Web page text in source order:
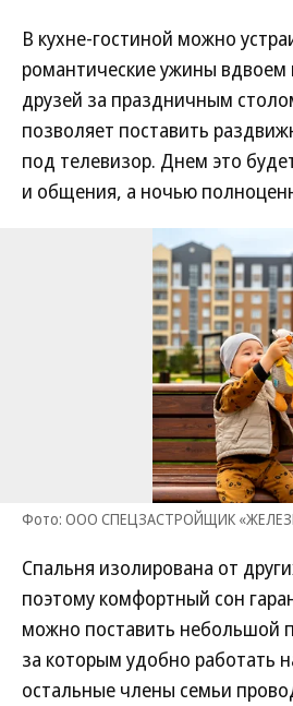
В кухне-гостиной можно
романтические ужины вдвоем
друзей за праздничным
позволяет поставить
под телевизор. Днем это
и общения, а ночью
Фото: ООО СПЕЦЗАСТРОЙЩИК
Спальня изолирована от
поэтому комфортный сон
можно поставить небольшой
за которым удобно работать
остальные члены семьи